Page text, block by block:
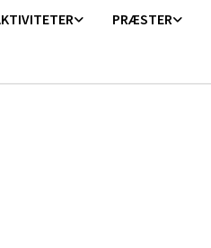
PRÆSTER